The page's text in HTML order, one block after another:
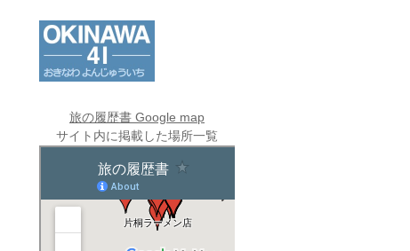
旅の履歴書 Google map
サイト内に掲載した場所一覧